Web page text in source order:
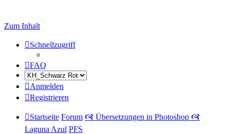
Zum Inhalt
Schnellzugriff
FAQ
Anmelden
Registrieren
Startseite Forum 🙧 Übersetzungen in Photoshop 🙧
Laguna Azul PFS